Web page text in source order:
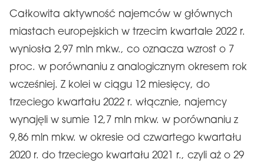
Całkowita aktywność najemców w głównych
miastach europejskich w trzecim kwartale 2022 r.
wyniosła 2,97 mln mkw., co oznacza wzrost o 7
proc. w porównaniu z analogicznym okresem rok
wcześniej. Z kolei w ciągu 12 miesięcy, do
trzeciego kwartału 2022 r. włącznie, najemcy
wynajęli w sumie 12,7 mln mkw. w porównaniu z
9,86 mln mkw. w okresie od czwartego kwartału
2020 r. do trzeciego kwartału 2021 r., czyli aż o 29